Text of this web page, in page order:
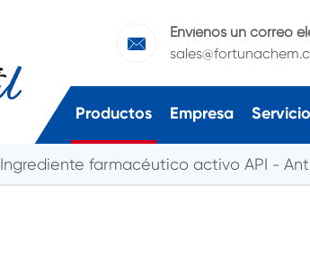

Envíenos un correo
Productos Empresa
Ingrediente farmacéutico activo API